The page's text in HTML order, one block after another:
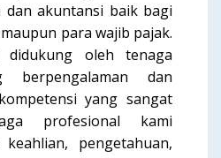
dan akuntansi baik bagi
para wajib pajak.
didukung oleh tenaga
berpengalaman dan
yang sangat
profesional kami
pengetahuan,